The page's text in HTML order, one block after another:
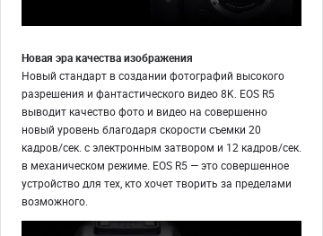
Новая эра качества изображения
Новый стандарт в создании фотографий высокого
разрешения и фантастического видео 8K. EOS R5
выводит качество фото и видео на совершенно
новый уровень благодаря скорости съемки 20
кадров/сек. с электронным затвором и 12 кадров/сек.
в механическом режиме. EOS R5 — это совершенное
устройство для тех, кто хочет творить за пределами
возможного.